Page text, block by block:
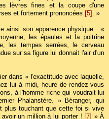
lèvres fines et la coupe d'une
et fortement prononcées [5] . »
ainsi son apparence physique : «
les épaules et la poitrine
les tempes serrées, le cerveau
sur sa figure lui donnait l'air d'un
dans « l'exactitude avec laquelle,
lui à midi, heure de rendez-vous
à l'homme riche qui voudrait lui
Phalanstère. » Béranger, qui
plus touchant que cette foi si vive
un million à lui porter ! [7] » À